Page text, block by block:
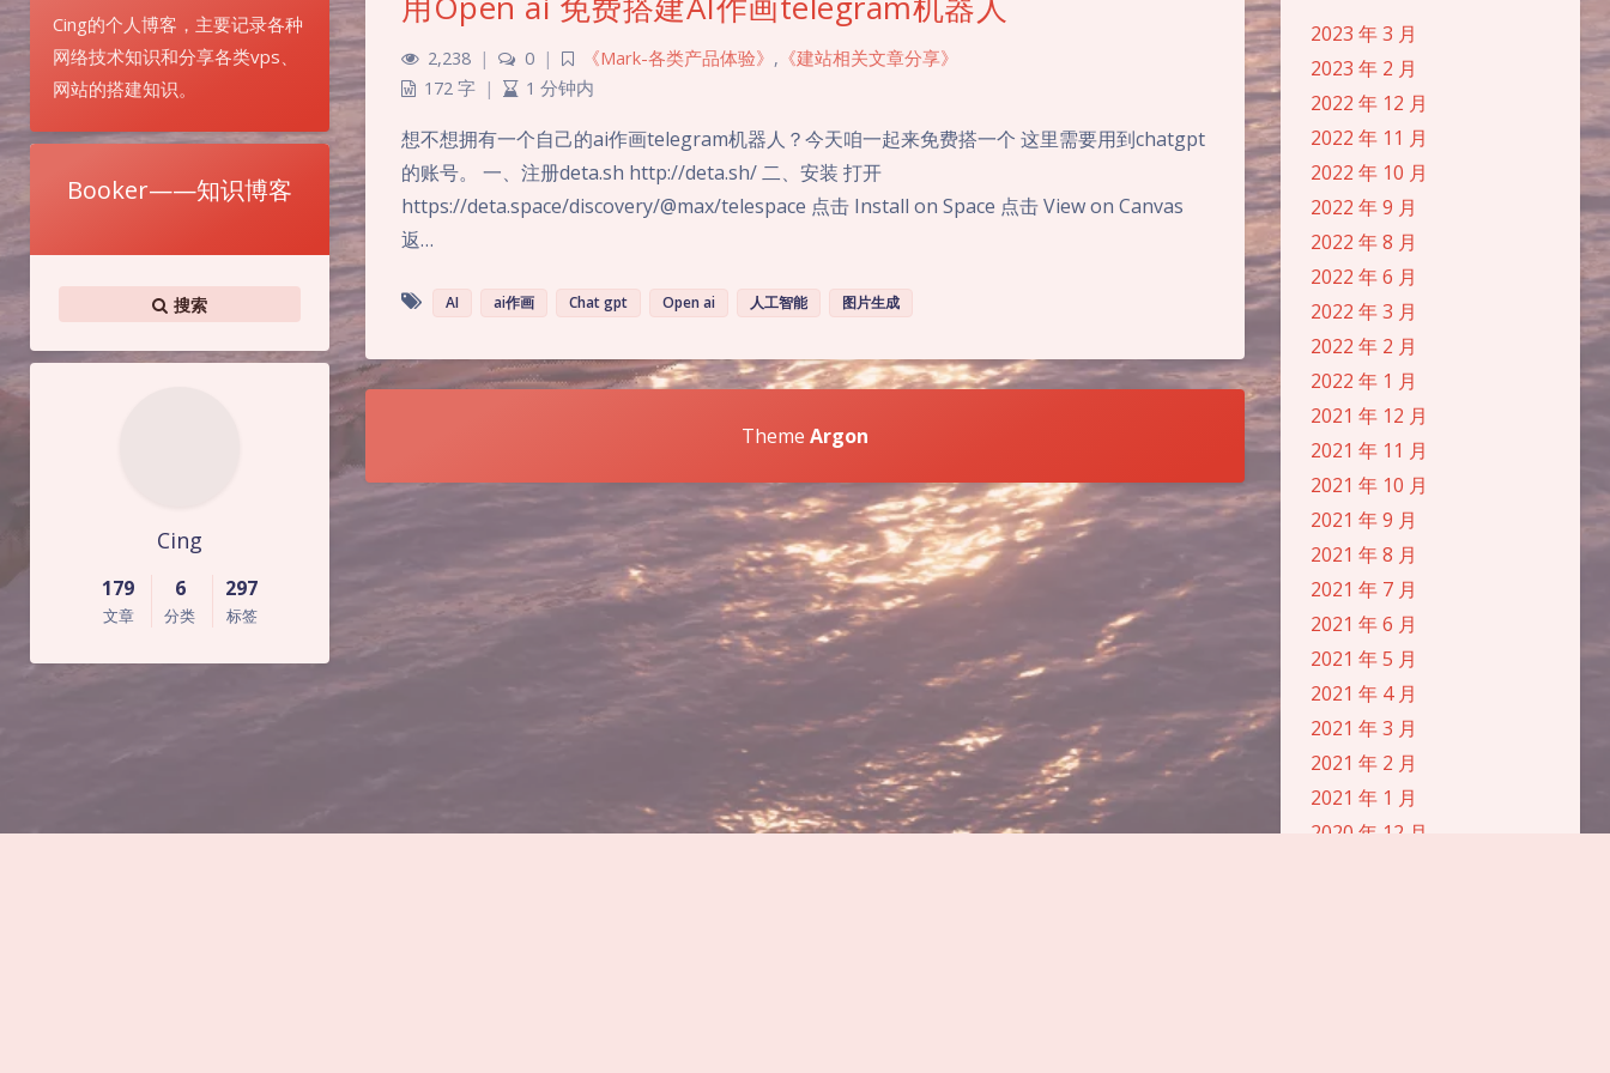
Sans Serif
浅阴影
日落 暗化
Cing的个人博客，主要记录各种
网络技术知识和分享各类vps、
网站的搭建知识。
Booker——知识博客
搜索
Cing
179
文章
6
分类
297
标签
2023 年 3 月
2023 年 2 月
2022 年 12 月
2022 年 11 月
2022 年 10 月
2022 年 9 月
2022 年 8 月
2022 年 6 月
2022 年 3 月
2022 年 2 月
2022 年 1 月
2021 年 12 月
2021 年 11 月
2021 年 10 月
2021 年 9 月
2021 年 8 月
2021 年 7 月
2021 年 6 月
2021 年 5 月
2021 年 4 月
2021 年 3 月
2021 年 2 月
2021 年 1 月
2020 年 12 月
2,238 | 0 | 《Mark-各类产品体验》 , 《建站相关文章分享》
172 字 | 1 分钟内
想不想拥有一个自己的ai作画telegram机器人？今天咱一起来免费搭一个 这里需要用到chatgpt
的账号。 一、注册deta.sh http://deta.sh/ 二、安装 打开
https://deta.space/discovery/@max/telespace 点击 Install on Space 点击 View on Canvas
返…
AI ai作画 Chat gpt Open ai 人工智能 图片生成
Theme Argon